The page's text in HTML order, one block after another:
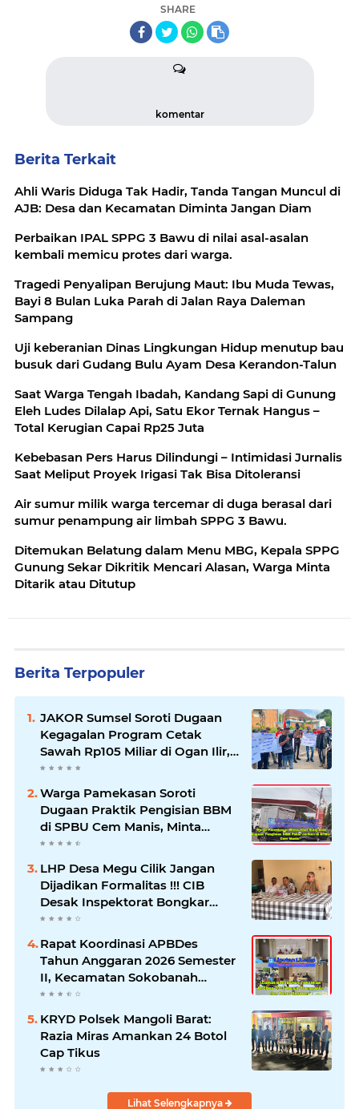
SHARE
komentar
Berita Terkait
Ahli Waris Diduga Tak Hadir, Tanda Tangan Muncul di
AJB: Desa dan Kecamatan Diminta Jangan Diam
Perbaikan IPAL SPPG 3 Bawu di nilai asal-asalan
kembali memicu protes dari warga.
Tragedi Penyalipan Berujung Maut: Ibu Muda Tewas,
Bayi 8 Bulan Luka Parah di Jalan Raya Daleman
Sampang
Uji keberanian Dinas Lingkungan Hidup menutup bau
busuk dari Gudang Bulu Ayam Desa Kerandon-Talun
Saat Warga Tengah Ibadah, Kandang Sapi di Gunung
Eleh Ludes Dilalap Api, Satu Ekor Ternak Hangus –
Total Kerugian Capai Rp25 Juta
Kebebasan Pers Harus Dilindungi – Intimidasi Jurnalis
Saat Meliput Proyek Irigasi Tak Bisa Ditoleransi
Air sumur milik warga tercemar di duga berasal dari
sumur penampung air limbah SPPG 3 Bawu.
Ditemukan Belatung dalam Menu MBG, Kepala SPPG
Gunung Sekar Dikritik Mencari Alasan, Warga Minta
Ditarik atau Ditutup
Berita Terpopuler
JAKOR Sumsel Soroti Dugaan
Kegagalan Program Cetak
Sawah Rp105 Miliar di Ogan Ilir,
Desak Kadis Pertanian Mundur
Warga Pamekasan Soroti
Dugaan Praktik Pengisian BBM
di SPBU Cem Manis, Minta
Klarifikasi dan Pengawasan
LHP Desa Megu Cilik Jangan
Dijadikan Formalitas !!! CIB
Desak Inspektorat Bongkar
Seluruh Fakta dan Hentikan
Rapat Koordinasi APBDes
Tahun Anggaran 2026 Semester
II, Kecamatan Sokobanah
Libatkan 12 Desa
KRYD Polsek Mangoli Barat:
Razia Miras Amankan 24 Botol
Cap Tikus
Lihat Selengkapnya